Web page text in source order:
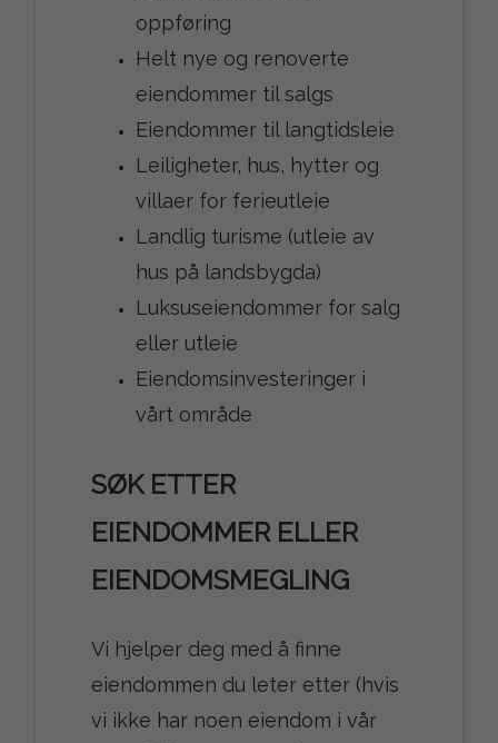
oppføring
Helt nye og renoverte
eiendommer til salgs
Eiendommer til langtidsleie
Leiligheter, hus, hytter og
villaer for ferieutleie
Landlig turisme (utleie av
hus på landsbygda)
Luksuseiendommer for salg
eller utleie
Eiendomsinvesteringer i
vårt område
SØK ETTER
EIENDOMMER ELLER
EIENDOMSMEGLING
Vi hjelper deg med å finne
eiendommen du leter etter (hvis
vi ikke har noen eiendom i vår